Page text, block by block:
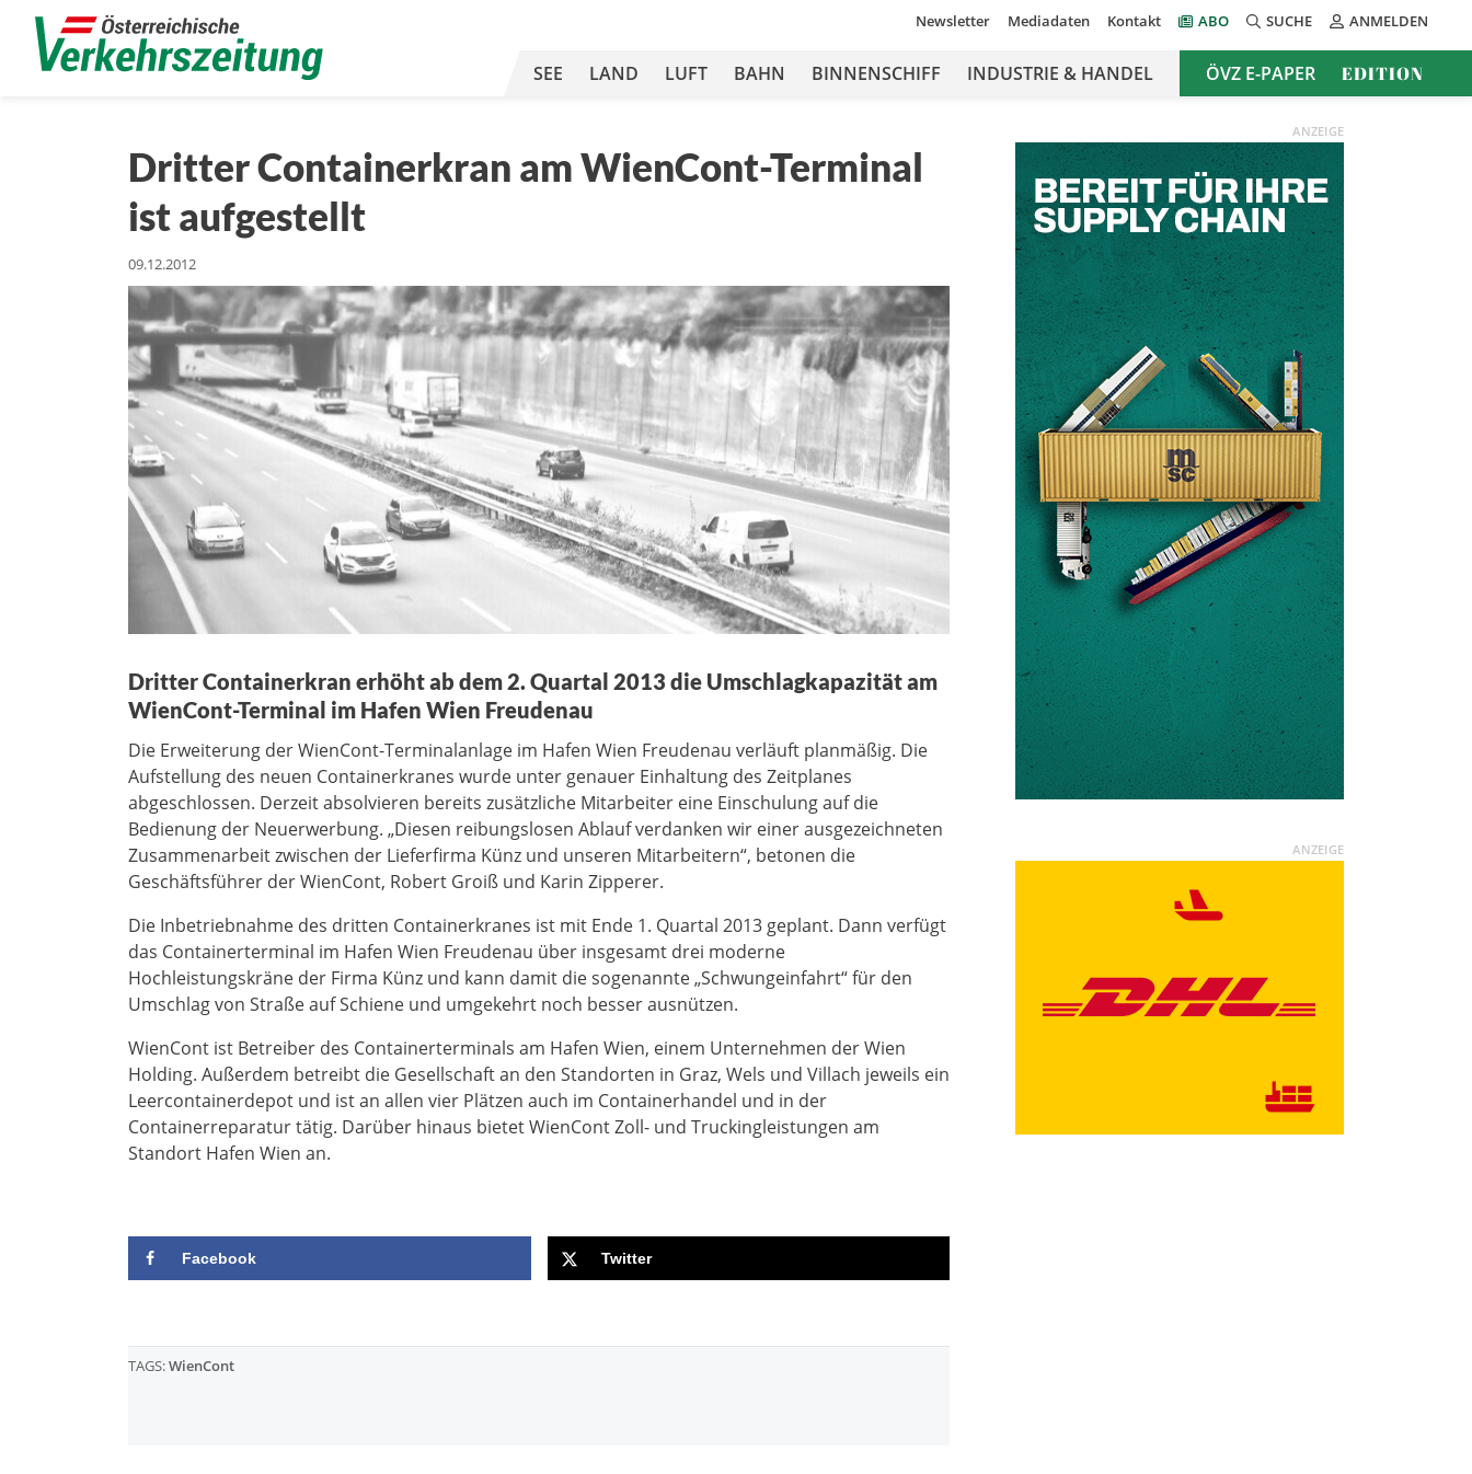
Newsletter Mediadaten Kontakt ABO SUCHE ANMELDEN
SEE LAND LUFT BAHN BINNENSCHIFF INDUSTRIE & HANDEL ÖVZ E-PAPER EDITION
Dritter Containerkran am WienCont-Terminal
ist aufgestellt
09.12.2012
Dritter Containerkran erhöht ab dem 2. Quartal 2013 die Umschlagkapazität am
WienCont-Terminal im Hafen Wien Freudenau
Die Erweiterung der WienCont-Terminalanlage im Hafen Wien Freudenau verläuft planmäßig. Die
Aufstellung des neuen Containerkranes wurde unter genauer Einhaltung des Zeitplanes
abgeschlossen. Derzeit absolvieren bereits zusätzliche Mitarbeiter eine Einschulung auf die
Bedienung der Neuerwerbung. „Diesen reibungslosen Ablauf verdanken wir einer ausgezeichneten
Zusammenarbeit zwischen der Lieferfirma Künz und unseren Mitarbeitern“, betonen die
Geschäftsführer der WienCont, Robert Groiß und Karin Zipperer.
Die Inbetriebnahme des dritten Containerkranes ist mit Ende 1. Quartal 2013 geplant. Dann verfügt
das Containerterminal im Hafen Wien Freudenau über insgesamt drei moderne
Hochleistungskräne der Firma Künz und kann damit die sogenannte „Schwungeinfahrt“ für den
Umschlag von Straße auf Schiene und umgekehrt noch besser ausnützen.
WienCont ist Betreiber des Containerterminals am Hafen Wien, einem Unternehmen der Wien
Holding. Außerdem betreibt die Gesellschaft an den Standorten in Graz, Wels und Villach jeweils ein
Leercontainerdepot und ist an allen vier Plätzen auch im Containerhandel und in der
Containerreparatur tätig. Darüber hinaus bietet WienCont Zoll- und Truckingleistungen am
Standort Hafen Wien an.
Facebook Twitter
TAGS:WienCont
ANZEIGE
ANZEIGE